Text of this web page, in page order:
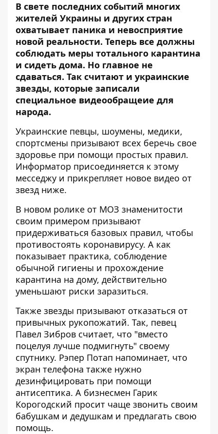
В свете последних событий многих
жителей Украины и других стран
охватывает паника и невосприятие
новой реальности. Теперь все должны
соблюдать меры тотального карантина
и сидеть дома. Но главное не
сдаваться. Так считают и украинские
звезды, которые записали
специальное видеообращеие для
народа.
Украинские певцы, шоумены, медики,
спортсмены призывают всех беречь свое
здоровье при помощи простых правил.
Информатор присоединяется к этому
месседжу и прикрепляет новое видео от
звезд ниже.
В новом ролике от МОЗ знаменитости
своим примером призывают
придерживаться базовых правил, чтобы
противостоять коронавирусу. А как
показывает практика, соблюдение
обычной гигиены и прохождение
карантина на дому, действительно
уменьшают риски заразиться.
Также звезды призывают отказаться от
привычных рукопожатий. Так, певец
Павел Зибров считает, что "вместо
поцелуя лучше подмигнуть" своему
спутнику. Рэпер Потап напоминает, что
экран телефона также нужно
дезинфицировать при помощи
антисептика. А бизнесмен Гарик
Корогодский просит чаще звонить своим
бабушкам и дедушкам и предлагать свою
помощь.